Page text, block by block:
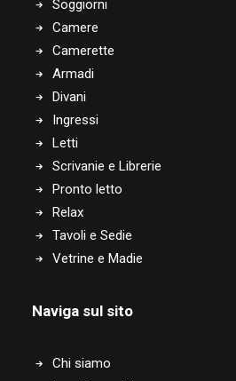
Soggiorni
Camere
Camerette
Armadi
Divani
Ingressi
Letti
Scrivanie e Librerie
Pronto letto
Relax
Tavoli e Sedie
Vetrine e Madie
Naviga sul sito
Chi siamo